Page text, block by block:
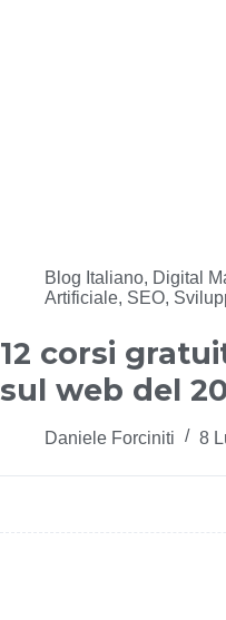
Blog Italiano, Digital
Artificiale, SEO,
12 corsi
sul web del
Daniele Forciniti 8